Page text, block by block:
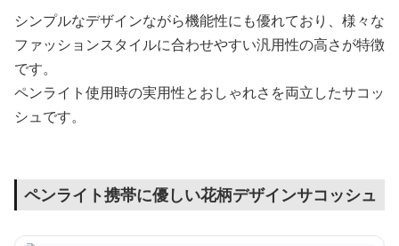
シンプルなデザインながら機能性にも優れており、様々な
ファッションスタイルに合わせやすい汎用性の高さが特徴
です。
ペンライト使用時の実用性とおしゃれさを両立したサコッ
シュです。
ペンライト携帯に優しい花柄デザインサコッシュ